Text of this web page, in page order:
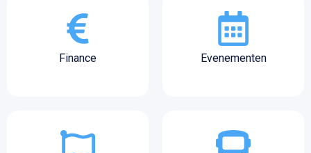
Finance Evenementen